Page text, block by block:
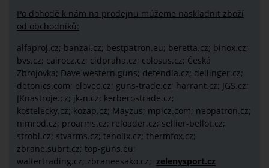
Po dohodě k nám na prodejnu můžeme naskladnit zboží
od obchodníků:
alfaproj.cz; banzai.cz; bestpatron.eu; beretta.cz; binox.cz;
bvs.cz; cairocz.cz; cidpraha.cz; colosus.cz; Česká
Zbrojovka; Dave western guns; defendia.cz; dellinger.cz;
detonics.com; elovec.cz; guns-trade.cz; harrant.cz; JGS.cz;
JKnastroje.cz; jk-n.cz; kerberostrade.cz;
kostelecky.cz; kozap.cz; Mayzus; mpicz.com; neopatron.cz;
nimrod.cz; proarms.cz; reloader.cz; sellier-bellot.cz;
strobl.cz; stvarms.cz; tenolix.cz; thermfox.cz;
zbrane.subrt.cz; top-guns.eu;
waltertrading.cz; zbraneesako.cz; zelenysport.cz